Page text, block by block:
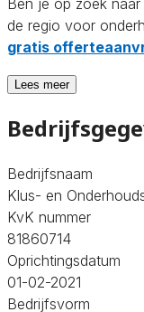
de regio voor
gratis
Lees meer
Bedrijfsnaam
Klus- en
KvK nummer
81860714
Oprichtingsdatum
01-02-2021
Bedrijfsvorm